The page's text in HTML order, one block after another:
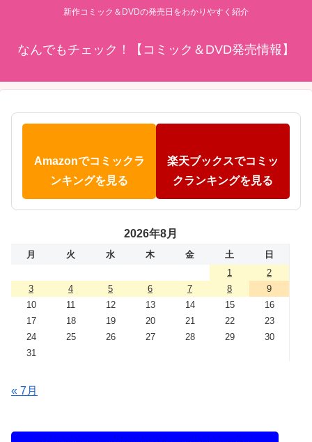
新作コミック＆DVDの発売日をわかりやすく紹介
なんでもチェック！【コミック＆DVD発売情報】
Amazonでコミックラ
ンキングを見る
楽天ブックスでコミッ
クランキングを見る
2026年8月
月 火 水 木 金 土
日
1
2
3
4 5 6 7 8
9
10
11 12 13 14 15
16
17
18 19 20 21 22
23
24
25 26 27 28 29
30
31
« 7月